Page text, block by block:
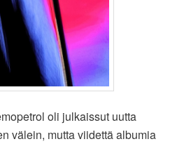
oli julkaissut uutta
välein, mutta viidettä albumia